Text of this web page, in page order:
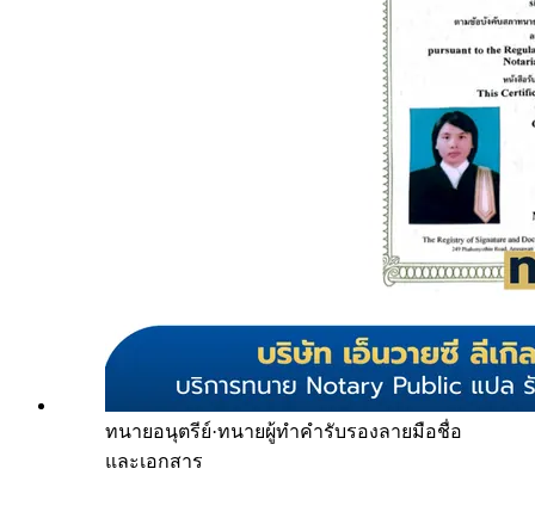
ทนายอนุตรีย์·ทนายผู้ทำคำรับรองลายมือชื่อ
และเอกสาร